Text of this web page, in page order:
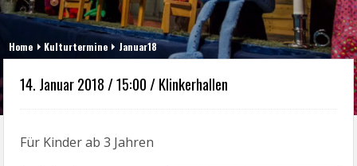
Home Kulturtermine Januar18
14. Januar 2018 / 15:00 / Klinkerhallen
Für Kinder ab 3 Jahren